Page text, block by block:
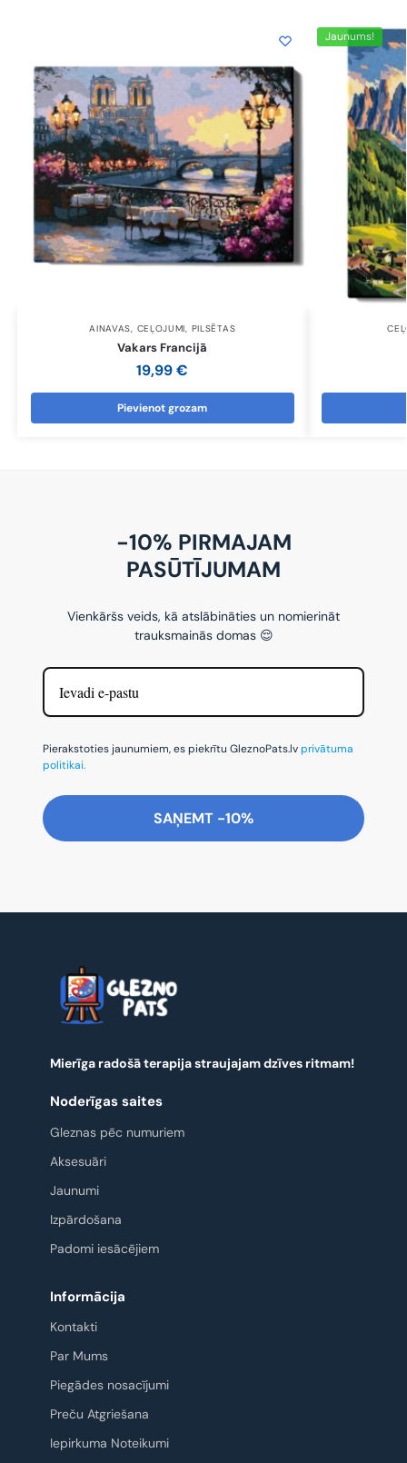
AINAVAS, CEĻOJUMI, PILSĒTAS
Vakars Francijā
19,99€
Pievienot grozam
Jaunums!
-10% PIRMAJAM
PASŪTĪJUMAM
Vienkāršs veids, kā atslābināties un nomierināt
trauksmainās domas 😌
Pierakstoties jaunumiem, es piekrītu GleznoPats.lvprivātuma
politikai.
SAŅEMT -10%
Mierīga radošā terapija straujajam dzīves ritmam!
Noderīgas saites
Gleznas pēc numuriem
Aksesuāri
Jaunumi
Izpārdošana
Padomi iesācējiem
Informācija
Kontakti
Par Mums
Piegādes nosacījumi
Preču Atgriešana
Iepirkuma Noteikumi